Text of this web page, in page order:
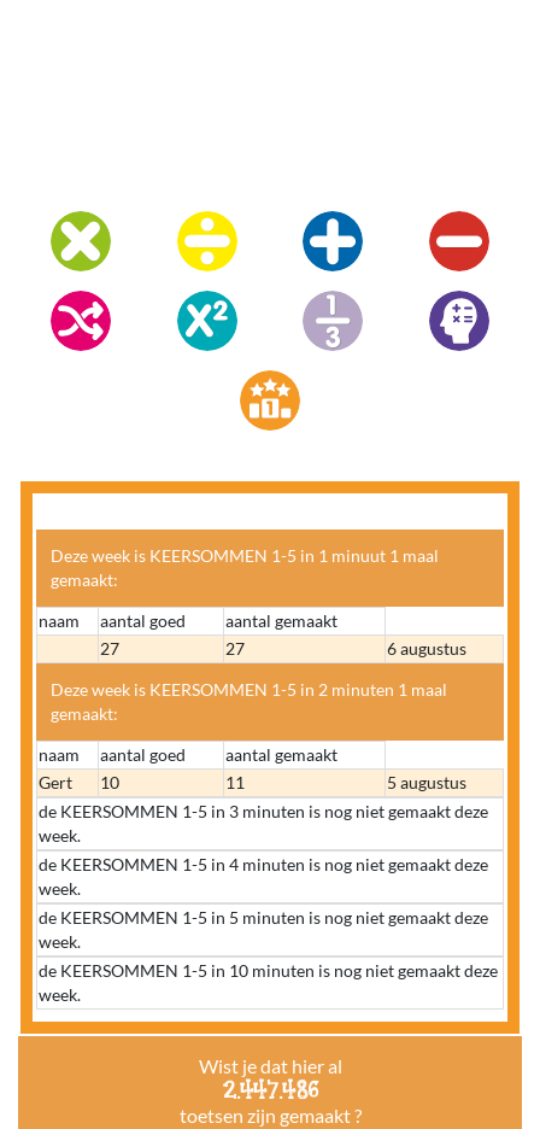
Wist je dat hier al
2.447.486
toetsen zijn gemaakt ?
Deze week is KEERSOMMEN 1-5 in 1 minuut 1 maal
gemaakt:
naam
aantal goed
aantal gemaakt
27
27
6 augustus
Deze week is KEERSOMMEN 1-5 in 2 minuten 1 maal
gemaakt:
naam
aantal goed
aantal gemaakt
Gert
10 11
5 augustus
de KEERSOMMEN 1-5 in 3 minuten is nog niet gemaakt deze
week.
de KEERSOMMEN 1-5 in 4 minuten is nog niet gemaakt deze
week.
de KEERSOMMEN 1-5 in 5 minuten is nog niet gemaakt deze
week.
de KEERSOMMEN 1-5 in 10 minuten is nog niet gemaakt deze
week.